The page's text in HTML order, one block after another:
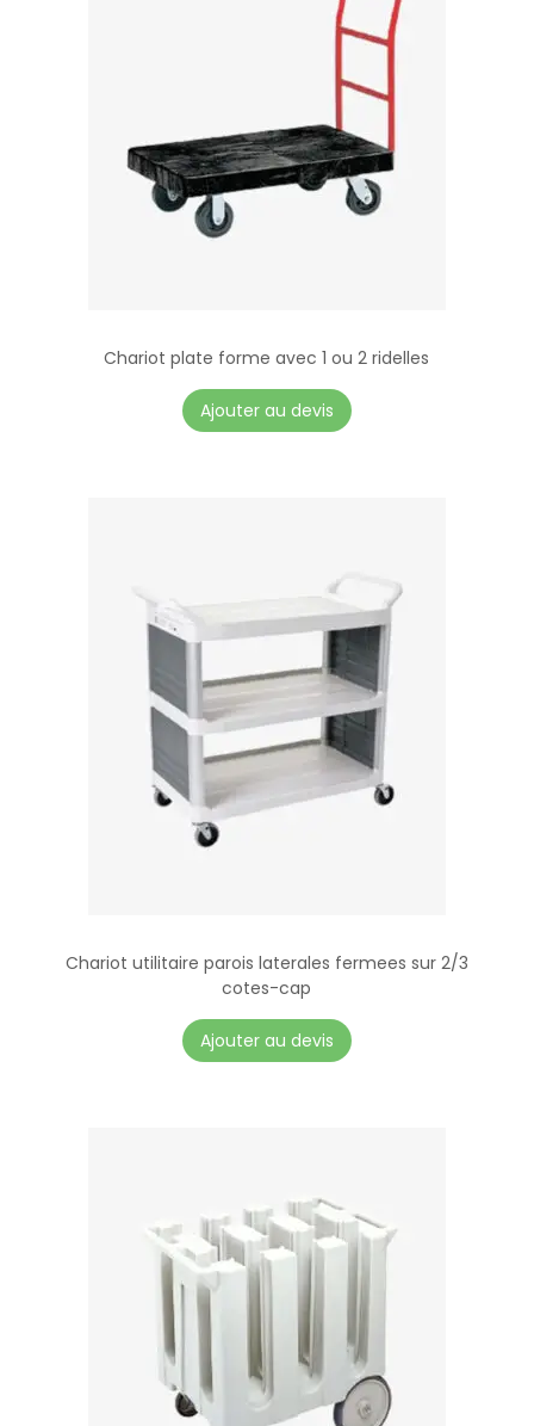
Chariot plate forme avec 1 ou 2 ridelles
Ajouter au devis
Chariot utilitaire parois laterales fermees sur 2/3
cotes-cap
Ajouter au devis